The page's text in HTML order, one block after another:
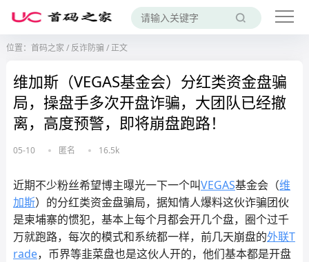
位置： 首码之家 / 反诈防骗 /正文
维加斯（VEGAS基金会）分红类资金盘骗
局，操盘手多次开盘诈骗，大团队已经撤
离，高度预警，即将崩盘跑路！
05-10 匿名 16.5k
近期不少粉丝希望博主曝光一下一个叫VEGAS基金会（维
加斯）的分红类资金盘骗局，据知情人爆料这伙诈骗团伙
是柬埔寨的惯犯，基本上每个月都会开几个盘，圈个过千
万就跑路，每次的模式和系统都一样，前几天崩盘的外联T
rade，币界等韭菜盘也是这伙人开的，他们基本都是开盘